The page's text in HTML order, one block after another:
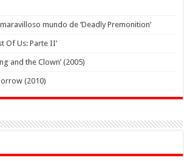
mundo de ‘Deadly Premonition’
Of Us: Parte II’
and the Clown’ (2005)
(2010)